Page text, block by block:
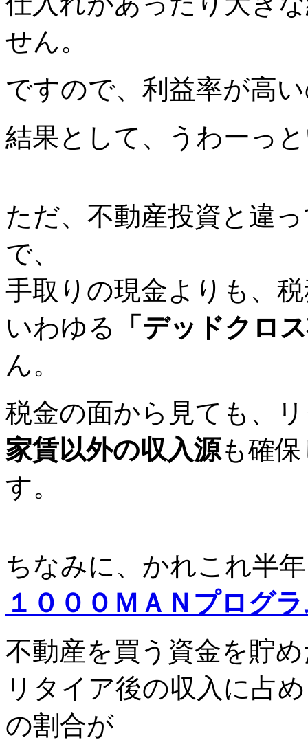
せん。
ですので、利益率が高
結果として、うわーっ
ただ、不動産投資と違
で、
手取りの現金よりも、
いわゆる
「デッドクロ
ん。
税金の面から見ても、
家賃以外の収入源も確
す。
ちなみに、かれこれ半
１０００ＭＡＮプログ
不動産を買う資金を貯
リタイア後の収入に占
の割合が